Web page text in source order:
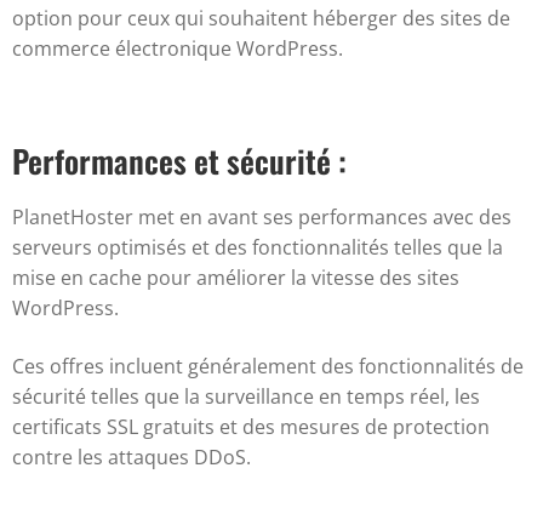
option pour ceux qui souhaitent héberger des sites de
commerce électronique WordPress.
Performances et sécurité :
PlanetHoster met en avant ses performances avec des
serveurs optimisés et des fonctionnalités telles que la
mise en cache pour améliorer la vitesse des sites
WordPress.
Ces offres incluent généralement des fonctionnalités de
sécurité telles que la surveillance en temps réel, les
certificats SSL gratuits et des mesures de protection
contre les attaques DDoS.